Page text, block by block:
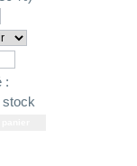
:
stock